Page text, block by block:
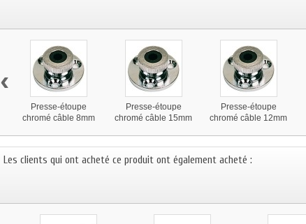
Presse-étoupe
chromé câble 8mm
Presse-étoupe
chromé câble 15mm
Presse-étoupe
chromé câble 12mm
‹
Les clients qui ont acheté ce produit ont également acheté :